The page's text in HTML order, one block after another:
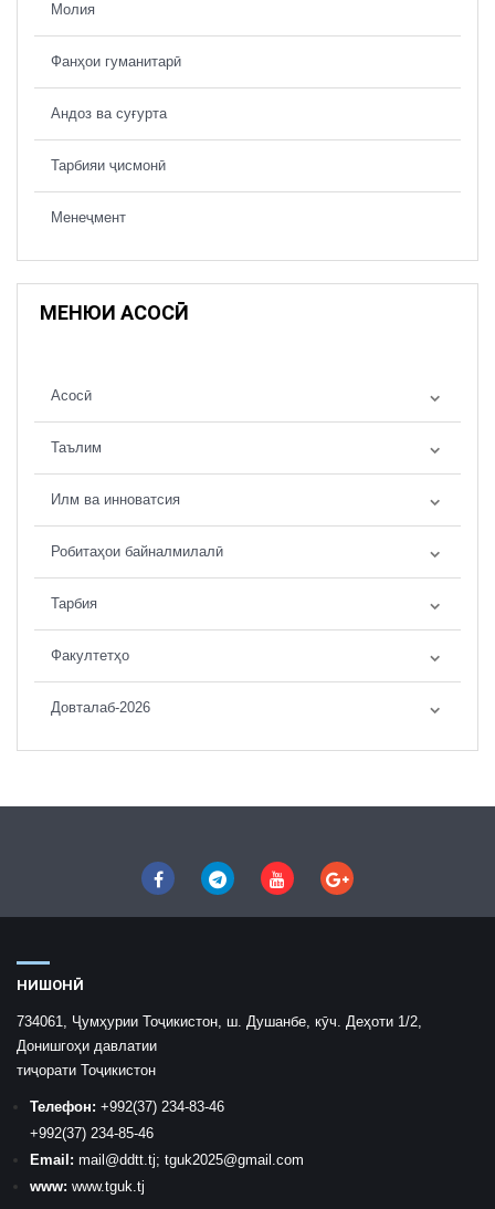
Молия
Фанҳои гуманитарӣ
Андоз ва суғурта
Тарбияи ҷисмонӣ
Менеҷмент
МЕНЮИ АСОСӢ
Асосӣ
Таълим
Илм ва инноватсия
Робитаҳои байналмилалӣ
Тарбия
Факултетҳо
Довталаб-2026
НИШОНӢ
734061, Ҷумҳурии Тоҷикистон, ш. Душанбе, кӯч. Деҳоти 1/2,
Донишгоҳи давлатии
тиҷорати Тоҷикистон
Телефон: +992(37) 234-83-46
+992(37) 234-85-46
Email: mail @ddtt.tj; tguk2025@gmail.com
www: www.tguk.tj